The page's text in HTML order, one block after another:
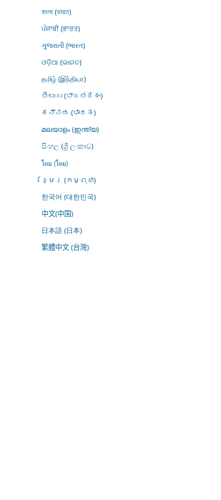
বাংলা (ভারত)
ਪੰਜਾਬੀ (ਭਾਰਤ)
ગુજરાતી (ભારત)
ଓଡ଼ିଆ (ଭାରତ)
தமிழ் (இந்தியா)
తెలుగు (భారతదేశం)
ಕನ್ನಡ (ಭಾರತ)
മലയാളം (ഇന്ത്യ)
සිංහල (ශ්‍රී ලංකාව)
ไทย (ไทย)
ខ្មែរ (កម្ពុជា)
한국어 (대한민국)
中文(中国)
日本語 (日本)
繁體中文 (台灣)